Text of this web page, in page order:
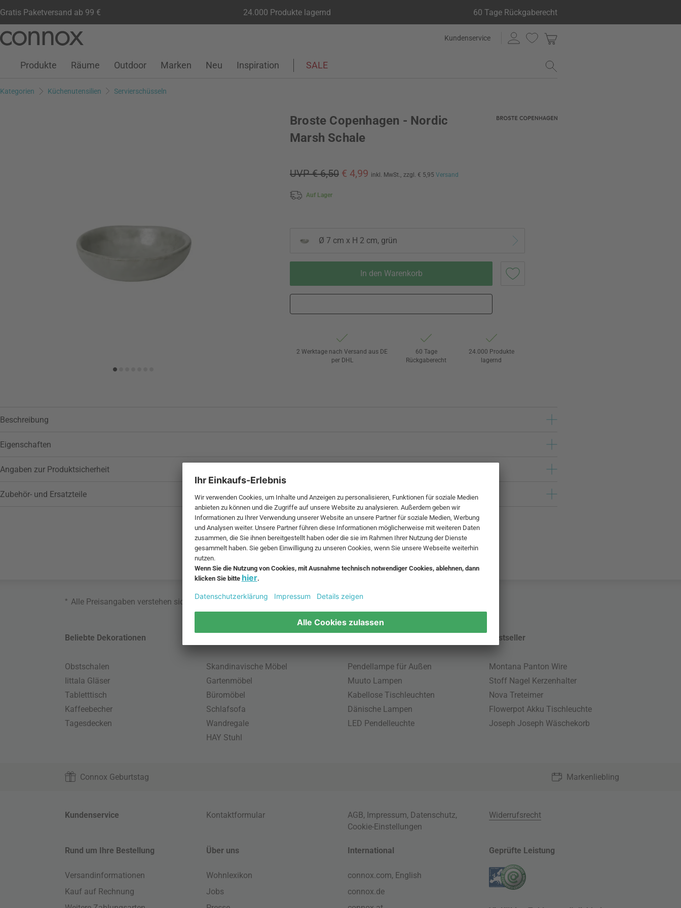
Gratis Paketversand ab 99 € 24.000 Produkte lagernd 60 Tage Rückgaberecht
Seiteninhalt
Suchfeld
Kundenservice
Kundenkonto
Wunschliste
Warenkorb
Produkte Räume Outdoor Marken Neu Inspiration SALE
Kategorien Küchenutensilien Servierschüsseln
Broste Copenhagen - Nordic
Marsh Schale
UVP € 6,50 € 4,99 inkl. MwSt., zzgl. € 5,95 Versand
Auf Lager
Ø 7 cm x H 2 cm, grün
In den Warenkorb
2 Werktage nach Versand aus DE
per DHL
60 Tage
Rückgaberecht
24.000 Produkte
lagernd
Beschreibung
Eigenschaften
Angaben zur Produktsicherheit
Zubehör- und Ersatzteile
* Alle Preisangaben verstehen sich inklusive MwSt. und zzgl.Versandkosten.
Beliebte Dekorationen
Obstschalen
Iittala Gläser
Tabletttisch
Kaffeebecher
Tagesdecken
Skandinavische Möbel
Gartenmöbel
Büromöbel
Schlafsofa
Wandregale
HAY Stuhl
Pendellampe für Außen
Muuto Lampen
Kabellose Tischleuchten
Dänische Lampen
LED Pendelleuchte
Bestseller
Montana Panton Wire
Stoff Nagel Kerzenhalter
Nova Treteimer
Flowerpot Akku Tischleuchte
Joseph Joseph Wäschekorb
Connox Geburtstag Markenliebling
Kundenservice Kontaktformular AGB, Impressum, Datenschutz,
Cookie-Einstellungen
Widerrufsrecht
Rund um Ihre Bestellung
Versandinformationen
Kauf auf Rechnung
Über uns
Wohnlexikon
Jobs
International
connox.com, English
connox.de
Geprüfte Leistung